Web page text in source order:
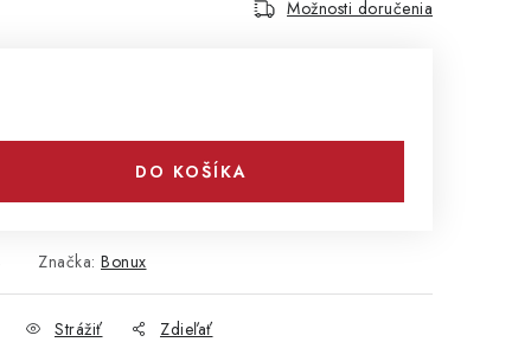
Možnosti doručenia
DO KOŠÍKA
Značka: Bonux
Strážiť Zdieľať